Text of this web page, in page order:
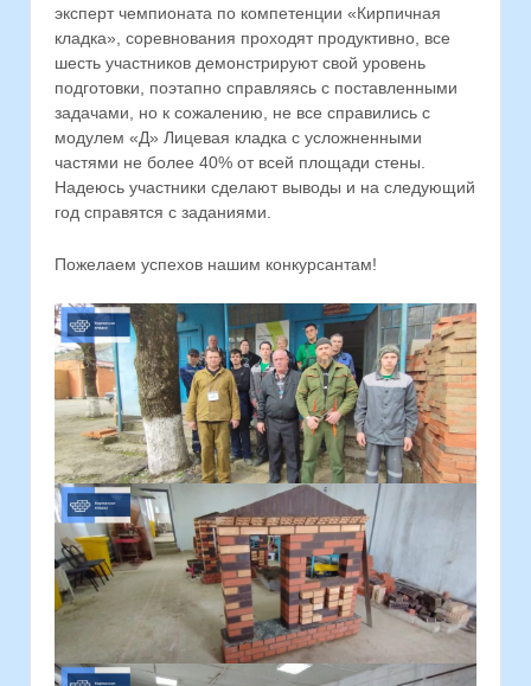
эксперт чемпионата по компетенции «Кирпичная
кладка», соревнования проходят продуктивно, все
шесть участников демонстрируют свой уровень
подготовки, поэтапно справляясь с поставленными
задачами, но к сожалению, не все справились с
модулем «Д» Лицевая кладка с усложненными
частями не более 40% от всей площади стены.
Надеюсь участники сделают выводы и на следующий
год справятся с заданиями.
Пожелаем успехов нашим конкурсантам!